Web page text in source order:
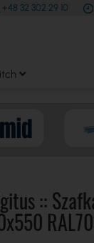
+48 32 302 29 10
::